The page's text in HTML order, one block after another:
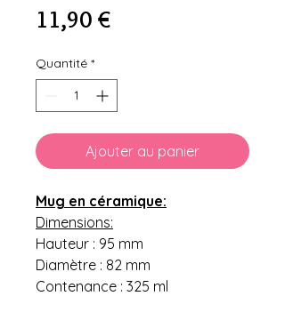
11,90 €Prix
Quantité *
Ajouter au panier
Mug en céramique:
Dimensions:
Hauteur : 95 mm
Diamètre : 82 mm
Contenance : 325 ml